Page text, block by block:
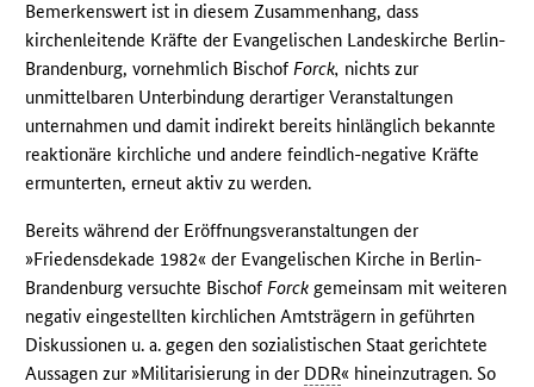
Bemerkenswert ist in diesem Zusammenhang, dass
kirchenleitende Kräfte der Evangelischen Landeskirche Berlin-
Brandenburg, vornehmlich BischofForck, nichts zur
unmittelbaren Unterbindung derartiger Veranstaltungen
unternahmen und damit indirekt bereits hinlänglich bekannte
reaktionäre kirchliche und andere feindlich-negative Kräfte
ermunterten, erneut aktiv zu werden.
Bereits während der Eröffnungsveranstaltungen der
»Friedensdekade 1982« der Evangelischen Kirche in Berlin-
Brandenburg versuchte BischofForck gemeinsam mit weiteren
negativ eingestellten kirchlichen Amtsträgern in geführten
Diskussionen u. a. gegen den sozialistischen Staat gerichtete
Aussagen zur »Militarisierung in der DDR« hineinzutragen. So